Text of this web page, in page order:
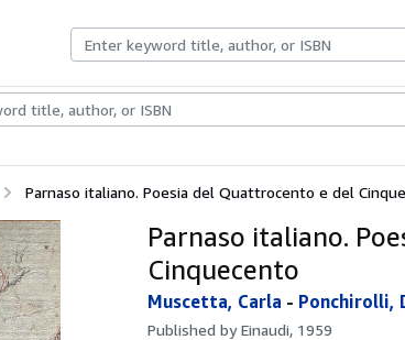
Rare BooksArt & Collectibles
Parnaso italiano. Poesia del Quattrocento e del
Parnaso italiano.
Cinquecento
Muscetta, Carla - Ponchirolli,
Published byEinaudi, 1959